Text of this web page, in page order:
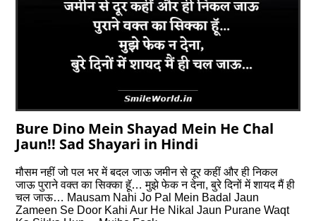
Bure Dino Mein Shayad Mein He Chal
Jaun!! Sad Shayari in Hindi
मौसम नहीं जो पल भर में बदल जाऊ जमीन से दूर कहीं और ही निकल
जाऊ पुराने वक्त का सिक्का हॅू… मुझे फेक न देना, बुरे दिनों में शायद मैं ही
चल जाऊ… Mausam Nahi Jo Pal Mein Badal Jaun
Zameen Se Door Kahi Aur He Nikal Jaun Purane Waqt